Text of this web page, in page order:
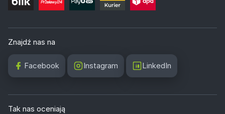
Znajdź nas na
Facebook Instagram LinkedIn
Tak nas oceniają